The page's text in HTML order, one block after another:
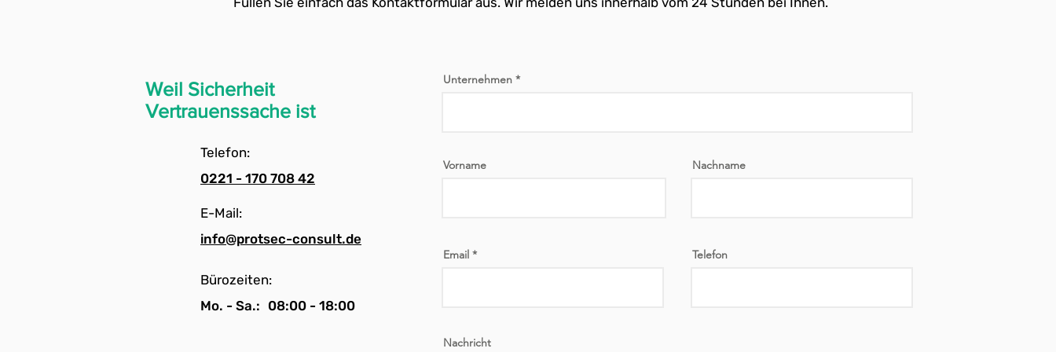
Weil Sicherheit
Vertrauenssache ist
Telefon:
0221 - 170 708 42
E-Mail:
info@protsec-consult.de
Bürozeiten:
Mo. - Sa.: 08:00 - 18:00
Unternehmen
Vorname Nachname
Email Telefon
Nachricht